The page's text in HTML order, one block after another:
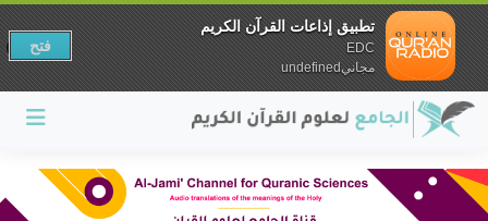
تطبيق إذاعات القرآن الكريم
EDC
مجانيundefined
فتح